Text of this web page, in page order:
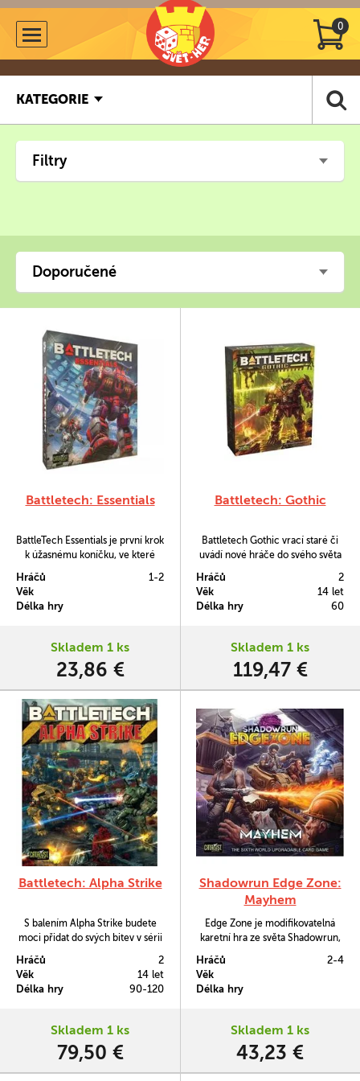
0
KATEGORIE
Filtry
Doporučené
Battletech: Essentials
BattleTech Essentials je první krok
k úžasnému koníčku, ve které
začátku: dvě kvalitní miniatury,
pravidla pro rychlý start, mapu,
kartu reprezentující speciální
bojovníka, kostky a další.
Hráčů
1-2
Věk
Délka hry
Skladem 1 ks
23,86 €
Battletech: Gothic
Battletech Gothic vrací staré či
uvádí nové hráče do svého světa
Hráčů
2
Věk
14 let
Délka hry
60
Skladem 1 ks
119,47 €
Battletech: Alpha Strike
S balením Alpha Strike budete
moci přidat do svých bitev v sérii
Hráčů
2
Věk
14 let
Délka hry
90-120
Skladem 1 ks
79,50 €
Shadowrun Edge Zone:
Mayhem
Edge Zone je modifikovatelná
karetní hra ze světa Shadowrun,
svůj tým, vybavit ho a zjistit, jak si
povede v různých situacích.
Verze Mayhem je postavená na
augmentacích a fyzickém boji.
materiálu pro dva balíčky,…
Hráčů
2-4
Věk
Délka hry
Skladem 1 ks
43,23 €